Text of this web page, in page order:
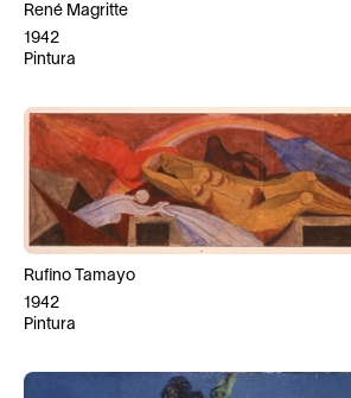
René Magritte
1942
Pintura
Rufino Tamayo
1942
Pintura